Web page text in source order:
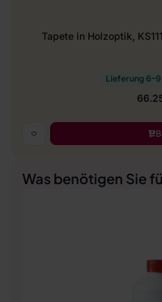
Tapete in Holzoptik,
Lieferung
Was benötigen Sie